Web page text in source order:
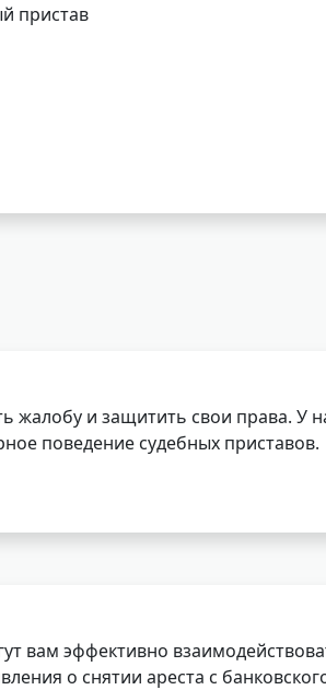
пристав
и защитить свои права. У
поведение судебных приставов.
вам эффективно
о снятии ареста с